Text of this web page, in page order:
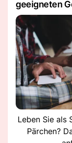
geeigneten
Leben Sie als
Pärchen?